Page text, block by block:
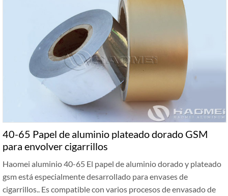
40-65 Papel de aluminio plateado dorado GSM
para envolver cigarrillos
Haomei aluminio 40-65 El papel de aluminio dorado y plateado
gsm está especialmente desarrollado para envases de
cigarrillos.. Es compatible con varios procesos de envasado de